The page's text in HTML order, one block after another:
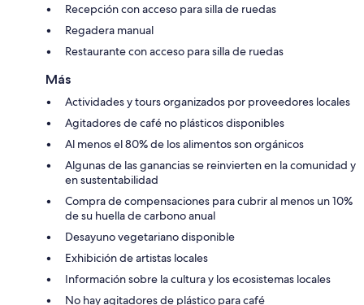
Recepción con acceso para silla de ruedas
Regadera manual
Restaurante con acceso para silla de ruedas
Más
Actividades y tours organizados por proveedores locales
Agitadores de café no plásticos disponibles
Al menos el 80% de los alimentos son orgánicos
Algunas de las ganancias se reinvierten en la comunidad y
en sustentabilidad
Compra de compensaciones para cubrir al menos un 10%
de su huella de carbono anual
Desayuno vegetariano disponible
Exhibición de artistas locales
Información sobre la cultura y los ecosistemas locales
No hay agitadores de plástico para café